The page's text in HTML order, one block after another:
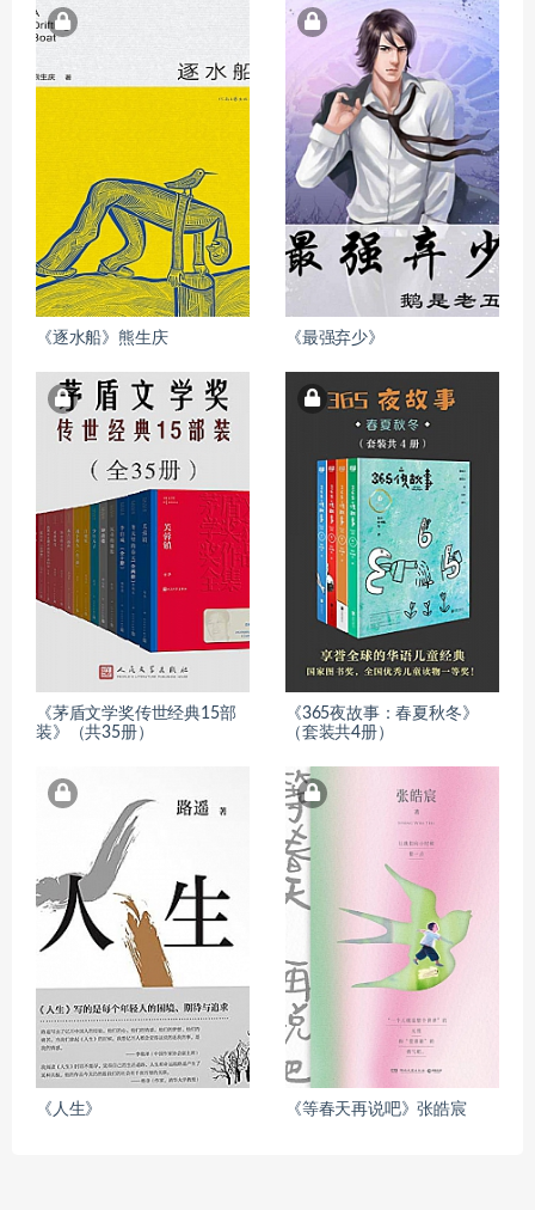
《逐水船》熊生庆 《最强弃少》
《茅盾文学奖传世经典15部
装》（共35册）
《365夜故事：春夏秋冬》
（套装共4册）
《人生》 《等春天再说吧》张皓宸